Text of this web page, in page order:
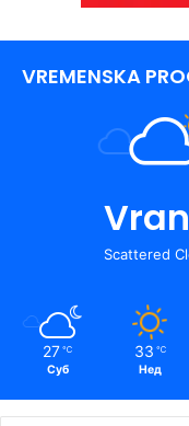
VREMENSKA
Scattered
27 ℃
Суб
33 ℃
Нед